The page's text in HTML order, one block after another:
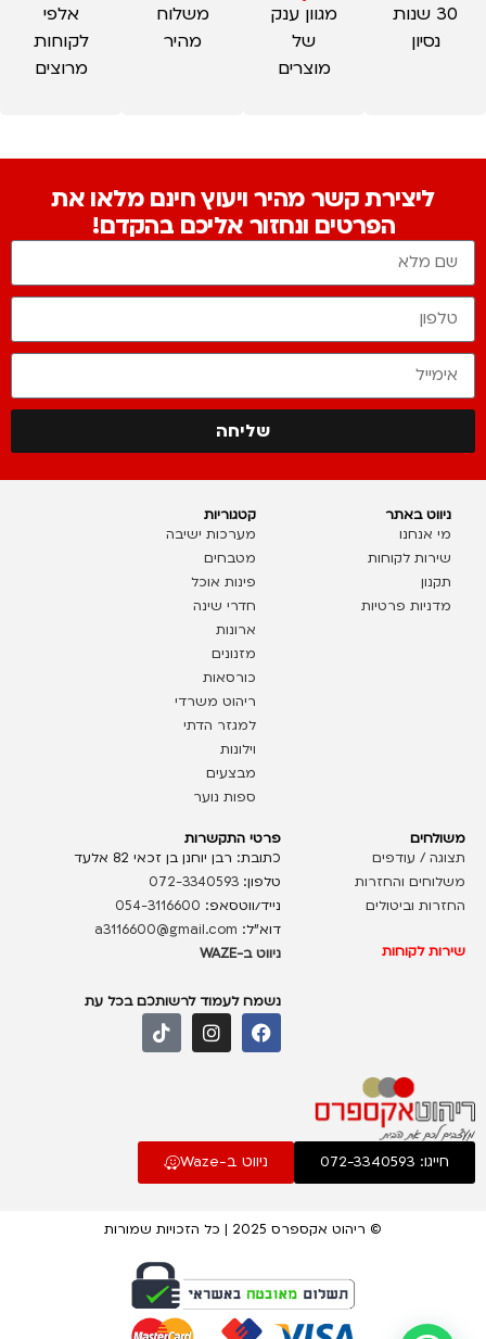
30 שנות
נסיון
מגוון ענק
של
מוצרים
משלוח
מהיר
אלפי
לקוחות
מרוצים
ליצירת קשר מהיר ויעוץ חינם מלאו את
הפרטים ונחזור אליכם בהקדם!
שליחה
ניווט באתר
מי אנחנו
שירות לקוחות
תקנון
מדניות פרטיות
קטגוריות
מערכות ישיבה
מטבחים
פינות אוכל
חדרי שינה
ארונות
מזנונים
כורסאות
ריהוט משרדי
למגזר הדתי
וילונות
מבצעים
ספות נוער
משולחים
תצוגה / עודפים
משלוחים והחזרות
החזרות וביטולים
שירות לקוחות
פרטי התקשרות
כתובת: רבן יוחנן בן זכאי 82 אלעד
טלפון:072-3340593
נייד/ווטסאפ: 054-3116600
דוא”ל: a3116600@gmail.com
ניווט ב-WAZE
נשמח לעמוד לרשותכם בכל עת
חייגו: 072-3340593 ניווט ב-Waze
© ריהוט אקספרס 2025 | כל הזכויות שמורות